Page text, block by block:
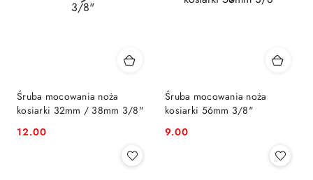
Śruba mocowania noża
kosiarki 32mm / 38mm 3/8"
Cena:
12.00
Śruba mocowania noża
kosiarki 56mm 3/8"
Cena:
9.00